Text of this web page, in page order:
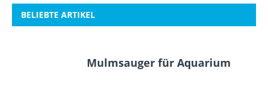
BELIEBTE ARTIKEL
Mulmsauger für Aquarium